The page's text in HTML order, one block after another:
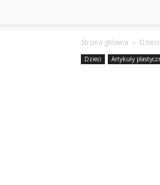
Strona główna Dzieci
Dzieci Artykuły